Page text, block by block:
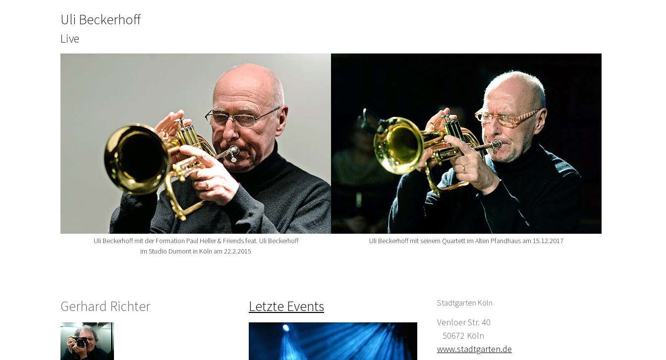
Uli Beckerhoff
Live
Uli Beckerhoff mit der Formation Paul Heller & Friends feat. Uli Beckerhoff
im Studio Dumont in Köln am 22.2.2015
Uli Beckerhoff mit seinem Quartett im Alten Pfandhaus am 15.12.2017
Gerhard Richter Letzte Events Stadtgarten Köln
Venloer Str. 40
50672 Köln
www.stadtgarten.de